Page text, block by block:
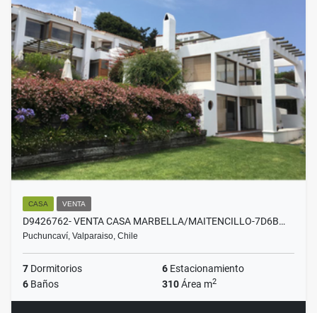
CASA VENTA
D9426762- VENTA CASA MARBELLA/MAITENCILLO-7D6B…
Puchuncaví, Valparaiso, Chile
7 Dormitorios 6 Estacionamiento
6 Baños 310Área m2